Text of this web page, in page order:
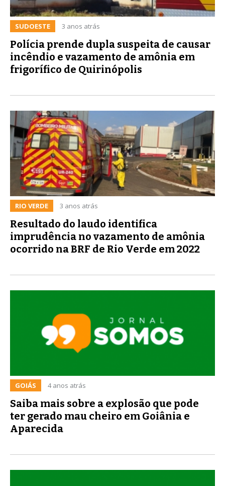
SUDOESTE 3 anos atrás
Polícia prende dupla suspeita de causar
incêndio e vazamento de amônia em
frigorífico de Quirinópolis
RIO VERDE 3 anos atrás
Resultado do laudo identifica
imprudência no vazamento de amônia
ocorrido na BRF de Rio Verde em 2022
GOIÁS 4 anos atrás
Saiba mais sobre a explosão que pode
ter gerado mau cheiro em Goiânia e
Aparecida